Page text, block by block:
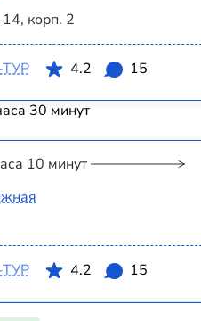
корп. 2
4.2 15
30 минут
10 минут
4.2 15